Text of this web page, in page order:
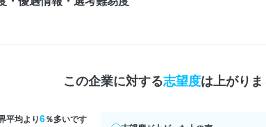
この企業に対する志望度は上がりま
平均より6％多いです